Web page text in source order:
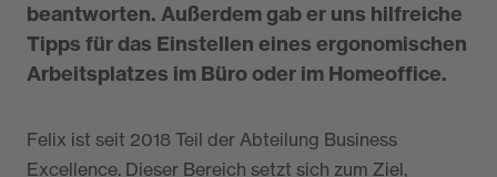
beantworten. Außerdem gab er uns hilfreiche
Tipps für das Einstellen eines ergonomischen
Arbeitsplatzes im Büro oder im Homeoffice.
Felix ist seit 2018 Teil der Abteilung Business
Excellence. Dieser Bereich setzt sich zum Ziel,